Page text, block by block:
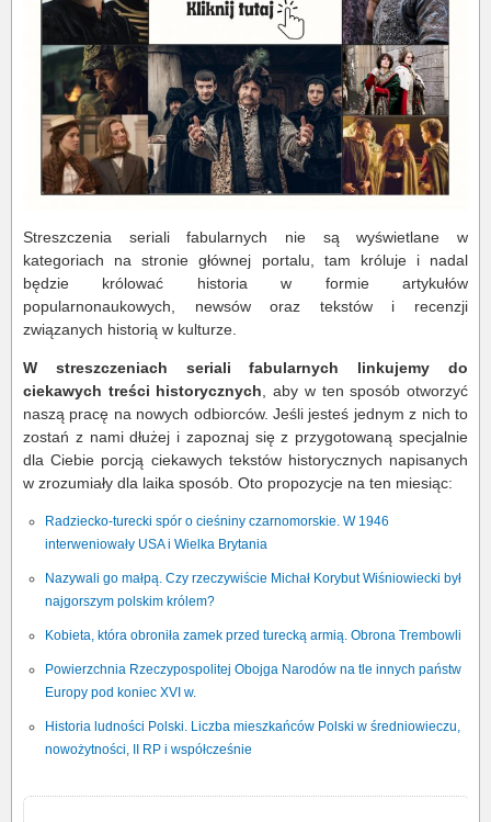
Streszczenia seriali fabularnych nie są wyświetlane w
kategoriach na stronie głównej portalu, tam króluje i nadal
będzie królować historia w formie artykułów
popularnonaukowych, newsów oraz tekstów i recenzji
związanych historią w kulturze.
W streszczeniach seriali fabularnych linkujemy do
ciekawych treści historycznych , aby w ten sposób otworzyć
naszą pracę na nowych odbiorców. Jeśli jesteś jednym z nich to
zostań z nami dłużej i zapoznaj się z przygotowaną specjalnie
dla Ciebie porcją ciekawych tekstów historycznych napisanych
w zrozumiały dla laika sposób. Oto propozycje na ten miesiąc:
Radziecko-turecki spór o cieśniny czarnomorskie. W 1946
interweniowały USA i Wielka Brytania
Nazywali go małpą. Czy rzeczywiście Michał Korybut Wiśniowiecki był
najgorszym polskim królem?
Kobieta, która obroniła zamek przed turecką armią. Obrona Trembowli
Powierzchnia Rzeczypospolitej Obojga Narodów na tle innych państw
Europy pod koniec XVI w.
Historia ludności Polski. Liczba mieszkańców Polski w średniowieczu,
nowożytności, II RP i współcześnie